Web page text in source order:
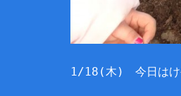
1/18(木) 今日はけ